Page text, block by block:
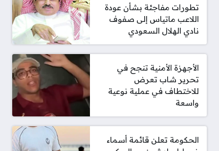
تطورات مفاجئة بشأن عودة
اللاعب ماتياس إلى صفوف
نادي الهلال السعودي
الأجهزة الأمنية تنجح في
تحرير شاب تعرض
للاختطاف في عملية نوعية
واسعة
الحكومة تعلن قائمة أسماء